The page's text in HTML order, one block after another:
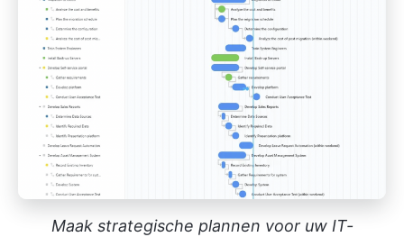
Maak strategische plannen voor uw IT-